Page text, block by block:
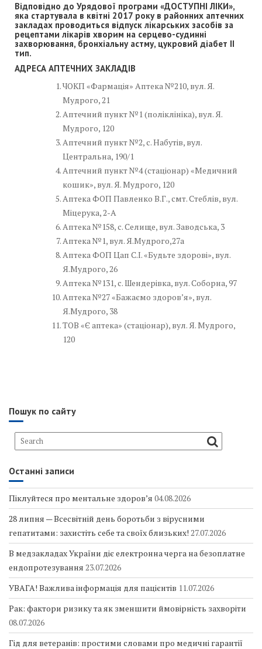
Відповідно до Урядової програми «ДОСТУПНІ ЛІКИ»,
яка стартувала в квітні 2017 року в районних аптечних
закладах проводиться відпуск лікарських засобів за
рецептами лікарів хворим на серцево-судинні
захворювання, бронхіальну астму, цукровий діабет ІІ
тип.
АДРЕСА АПТЕЧНИХ ЗАКЛАДІВ
ЧОКП «Фармація» Аптека №210, вул. Я.
Мудрого, 21
Аптечний пункт №1 (поліклініка), вул. Я.
Мудрого, 120
Аптечний пункт №2, с. Набутів, вул.
Центральна, 190/1
Аптечний пункт №4 (стаціонар) «Медичний
кошик», вул. Я. Мудрого, 120
Аптека ФОП Павленко В.Г., смт. Стеблів, вул.
Міцерука, 2-А
Аптека №158, с. Селище, вул. Заводська, 3
Аптека №1, вул. Я.Мудрого,27а
Аптека ФОП Цап С.І. «Будьте здорові», вул.
Я.Мудрого, 26
Аптека №131, с. Шендерівка, вул. Соборна, 97
Аптека №27 «Бажаємо здоров’я», вул.
Я.Мудрого, 38
ТОВ «Є аптека» (стаціонар), вул. Я. Мудрого,
120
Пошук по сайту
Останні записи
Піклуйтеся про ментальне здоров’я 04.08.2026
28 липня — Всесвітній день боротьби з вірусними
гепатитами: захистіть себе та своїх близьких! 27.07.2026
В медзакладах України діє електронна черга на безоплатне
ендопротезування 23.07.2026
УВАГА! Важлива інформація для пацієнтів 11.07.2026
Рак: фактори ризику та як зменшити ймовірність захворіти
08.07.2026
Гід для ветеранів: простими словами про медичні гарантії